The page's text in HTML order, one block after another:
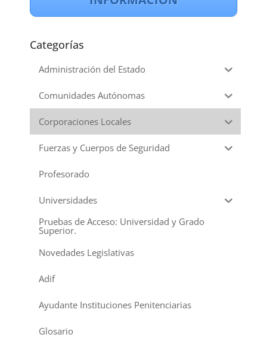
Categorías
Administración del Estado
Comunidades Autónomas
Corporaciones Locales
Fuerzas y Cuerpos de Seguridad
Profesorado
Universidades
Pruebas de Acceso: Universidad y Grado
Superior.
Novedades Legislativas
Adif
Ayudante Instituciones Penitenciarias
Glosario